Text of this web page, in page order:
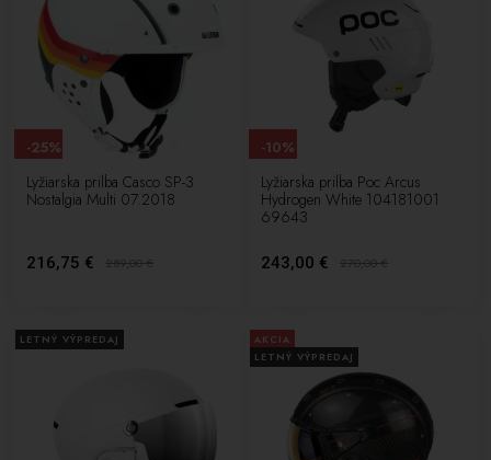
Lyžiarska prilba Casco SP-3
Nostalgia Multi 07.2018
216,75 € 289,00€
-25%
Lyžiarska prilba Poc Arcus
Hydrogen White 104181001
69643
243,00 € 270,00€
-10%
LETNÝ VÝPREDAJ
AKCIA
LETNÝ VÝPREDAJ